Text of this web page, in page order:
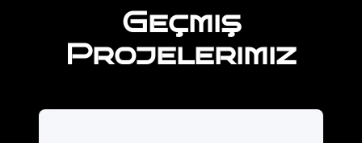
Geçmiş
Projelerimiz